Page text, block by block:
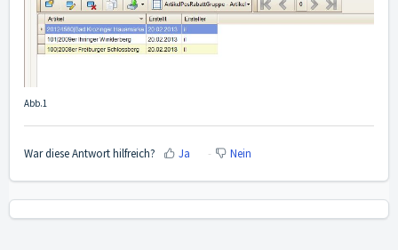
Abb.1
War diese Antwort hilfreich? Ja Nein